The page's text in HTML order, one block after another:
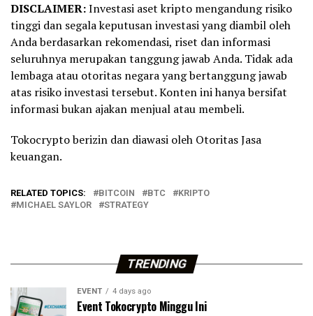
DISCLAIMER:Investasi aset kripto mengandung risiko
tinggi dan segala keputusan investasi yang diambil oleh
Anda berdasarkan rekomendasi, riset dan informasi
seluruhnya merupakan tanggung jawab Anda. Tidak ada
lembaga atau otoritas negara yang bertanggung jawab
atas risiko investasi tersebut. Konten ini hanya bersifat
informasi bukan ajakan menjual atau membeli.
Tokocrypto berizin dan diawasi oleh Otoritas Jasa
keuangan.
RELATED TOPICS: BITCOIN BTC
KRIPTO
MICHAEL SAYLOR
STRATEGY
TRENDING
EVENT 4 days ago
Event Tokocrypto Minggu Ini